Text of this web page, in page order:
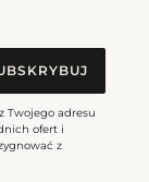
Twojego adresu
ofert i
z